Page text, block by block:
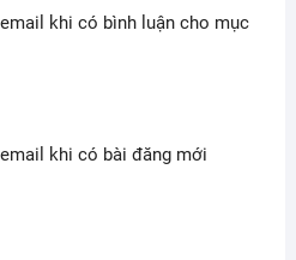
khi có bình luận cho mục
khi có bài đăng mới